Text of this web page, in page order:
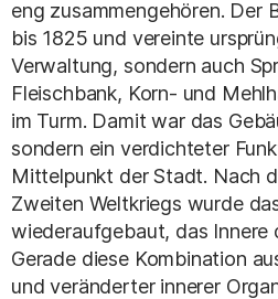
eng zusammengehören. Der
bis 1825 und vereinte
Verwaltung, sondern auch
Fleischbank, Korn- und
im Turm. Damit war das
sondern ein verdichteter
Mittelpunkt der Stadt. Nach
Zweiten Weltkriegs wurde
wiederaufgebaut, das Innere
Gerade diese Kombination
und veränderter innerer